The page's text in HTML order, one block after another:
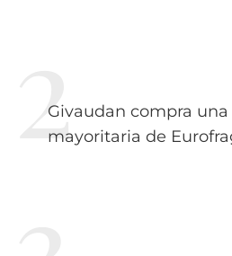
Givaudan compra
mayoritaria de